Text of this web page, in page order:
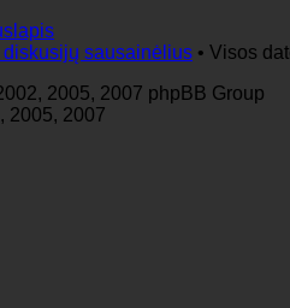
diskusijų sausainėlius • Visos
2005, 2007 phpBB Group
2005, 2007